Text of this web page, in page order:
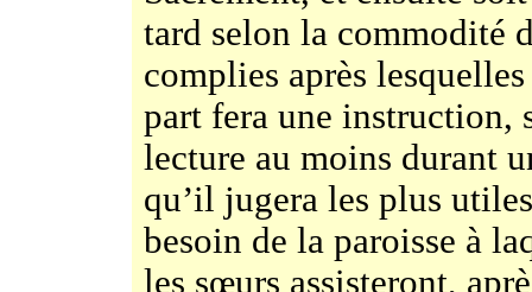
tard selon la commodité
complies après
part fera une instruction,
lecture au moins durant
qu’il jugera les plus
besoin de la paroisse à
les sœurs assisteront,